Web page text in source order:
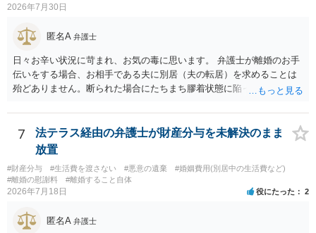
2026年7月30日
匿名A 弁護士
日々お辛い状況に苛まれ、お気の毒に思います。 弁護士が離婚のお手
伝いをする場合、お相手である夫に別居（夫の転居）を求めることは
殆どありません。断られた場合にたちまち膠着状態に陥ってしまうの
高いためです。 実務的には、ご相談者さまが転居する形で離婚協議等
を進める選択を採らざるを得ないことが圧倒的多数です。
7
法テラス経由の弁護士が財産分与を未解決のまま
放置
#財産分与 #生活費を渡さない #悪意の遺棄
#婚姻費用(別居中の生活費など)
#離婚の慰謝料
#離婚すること自体
2026年7月18日 役にたった 2
匿名A 弁護士